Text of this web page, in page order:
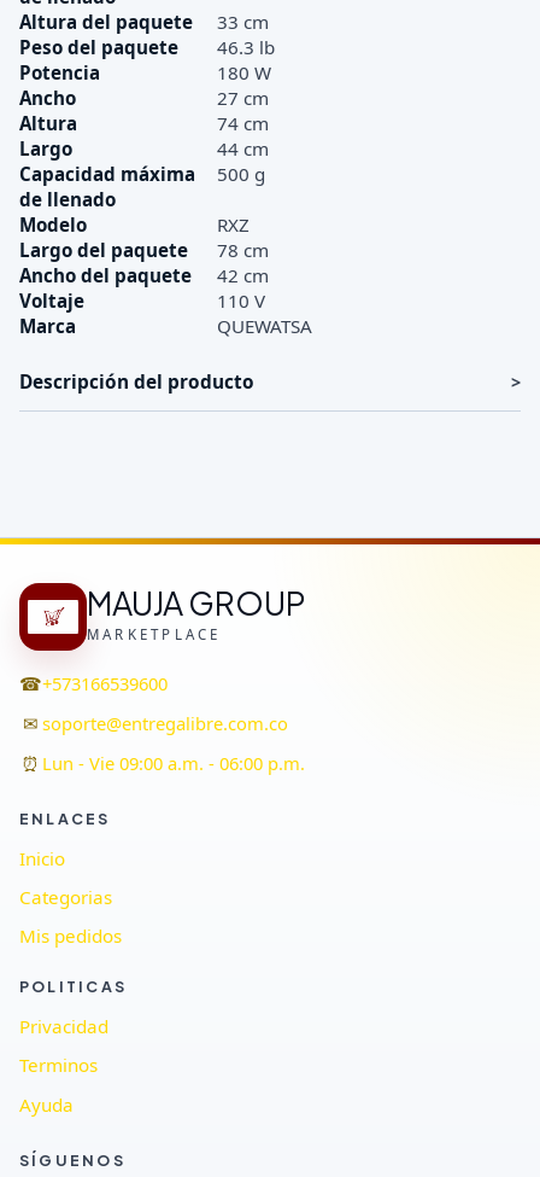
Altura del paquete
33 cm
Peso del paquete
46.3 lb
Potencia
180 W
Ancho
27 cm
Altura
74 cm
Largo
44 cm
Capacidad máxima
de llenado
500 g
Modelo
RXZ
Largo del paquete
78 cm
Ancho del paquete
42 cm
Voltaje
110 V
Marca
QUEWATSA
Descripción del producto
MAUJA GROUP
MARKETPLACE
☎+573166539600
✉ soporte@entregalibre.com.co
⏰ Lun - Vie 09:00 a.m. - 06:00 p.m.
ENLACES
Inicio
Categorias
Mis pedidos
POLITICAS
Privacidad
Terminos
Ayuda
SÍGUENOS